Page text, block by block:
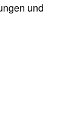
und